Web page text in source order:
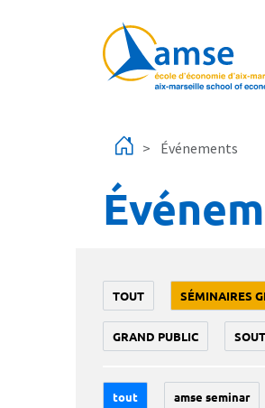
Événements
TOUT SÉMINAIRES
GRAND PUBLIC
tout amse seminar